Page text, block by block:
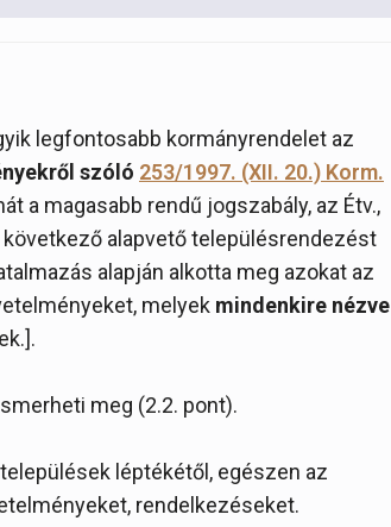
legfontosabb kormányrendelet az
szóló 253/1997. (XII. 20.) Korm.
a magasabb rendű jogszabály, az Étv.,
alapvető településrendezést
alapján alkotta meg azokat az
melyek mindenkire nézve
meg (2.2. pont).
léptékétől, egészen az
rendelkezéseket.